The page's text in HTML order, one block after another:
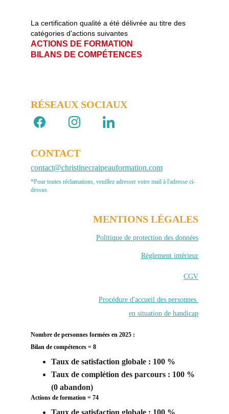
CONTACT
contact@christinecraipeauformation.com
RÉSEAUX SOCIAUX
Politique de protection des données
MENTIONS LÉGALES
Règlement intérieur
CGV
Procédure d'accueil des personnes
en situation de handicap
*Pour toutes réclamations, veuillez adresser votre mail à l'adresse ci-
dessus.
La certification qualité a été délivrée au titre des
catégories d'actions suivantes
ACTIONS DE FORMATION
BILANS DE COMPÉTENCES
Nombre de personnes formées en 2025 :
Bilan de compétences = 8
Taux de satisfaction globale : 100 %
Taux de complétion des parcours : 100 %
(0 abandon)
Actions de formation = 74
Taux de satisfaction globale : 100 %